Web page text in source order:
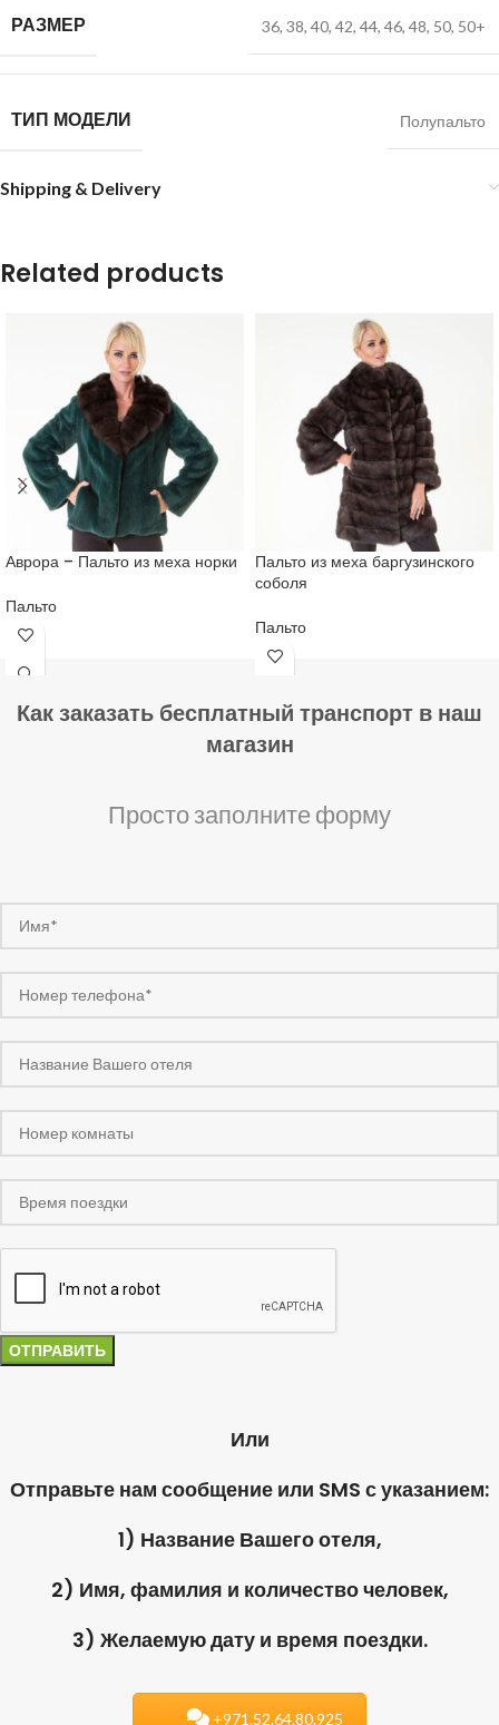
РАЗМЕР 36, 38, 40, 42, 44, 46, 48, 50, 50+
ТИП МОДЕЛИ Полупальто
Shipping & Delivery
Related products
Аврора – Пальто из меха норки
Пальто
Пальто из меха баргузинского
соболя
Пальто
Как заказать бесплатный транспорт в наш
магазин
Просто заполните форму
Или
Отправьте нам сообщение или SMS с указанием:
1) Название Вашего отеля,
2) Имя, фамилия и количество человек,
3) Желаемую дату и время поездки.
+971.52.64.80.925